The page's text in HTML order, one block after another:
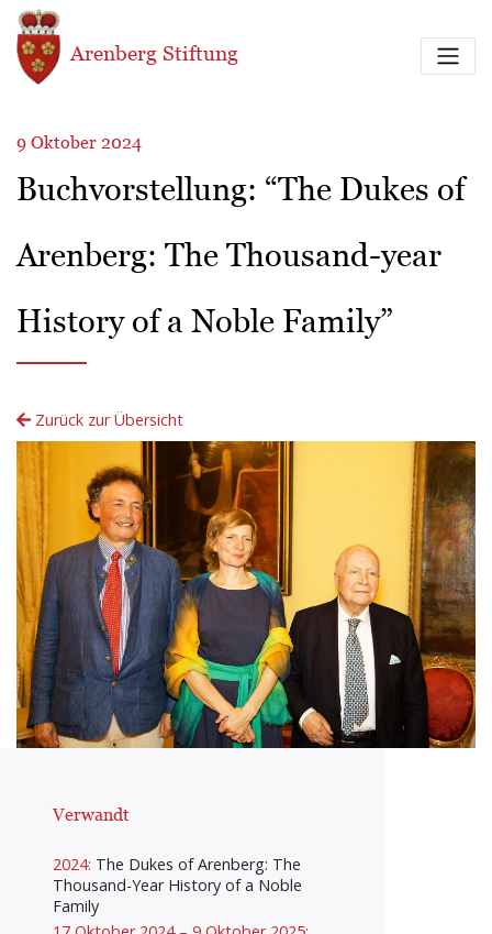
Direkt zum Inhalt
Arenberg Stiftung
9 Oktober 2024
Buchvorstellung: “The Dukes of
Arenberg: The Thousand-year
History of a Noble Family”
Zurück zur Übersicht
Verwandt
2024: The Dukes of Arenberg: The
Thousand-Year History of a Noble
Family